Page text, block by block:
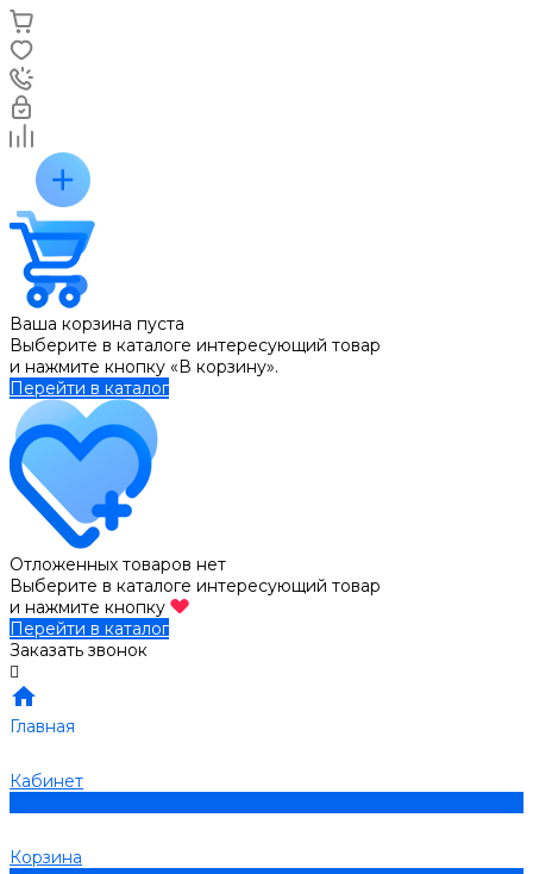
Ваша корзина пуста
Выберите в каталоге интересующий товар
и нажмите кнопку «В корзину».
Перейти в каталог
Отложенных товаров нет
Выберите в каталоге интересующий товар
и нажмите кнопку
Перейти в каталог
Заказать звонок
Главная
Кабинет
Корзина